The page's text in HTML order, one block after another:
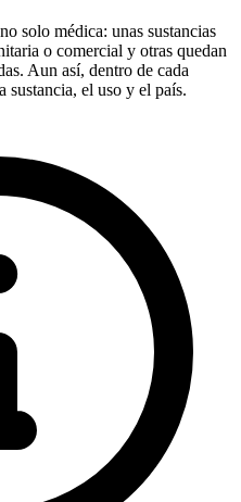
solo médica: unas sustancias
o comercial y otras quedan
Aun así, dentro de cada
sustancia, el uso y el país.